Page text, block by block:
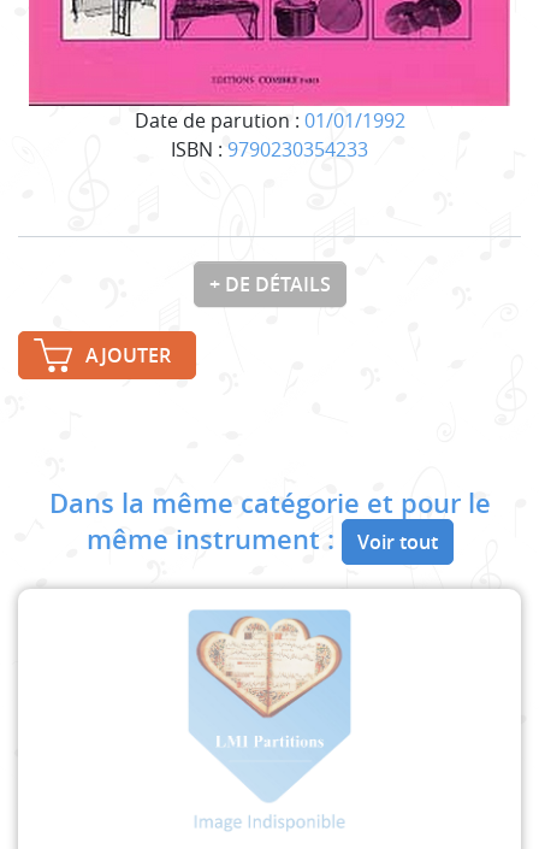
Date de parution : 01/01/1992
ISBN : 9790230354233
+ DE DÉTAILS
AJOUTER
Dans la même catégorie et pour le
même instrument :
Voir tout